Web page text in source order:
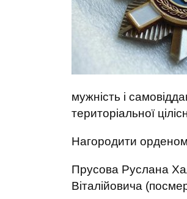
мужність і
територіальної
Нагородити
Прусова Руслана
Віталійовича